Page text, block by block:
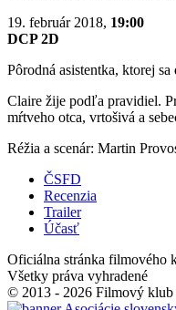
19. február 2018, 19:00
DCP 2D
Pôrodná asistentka, ktorej
Claire žije podľa pravidiel.
mŕtveho otca, vrtošivá a
Réžia a scenár: Martin
ČSFD
Recenzia
Trailer
Účasť
Oficiálna stránka filmového
Všetky práva vyhradené
© 2013 - 2026 Filmový klub